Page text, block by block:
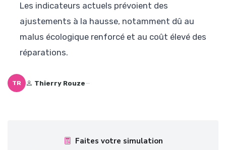
Les indicateurs actuels prévoient des
ajustements à la hausse, notamment dû au
malus écologique renforcé et au coût élevé des
réparations.
TR Thierry Rouze—
Faites votre simulation